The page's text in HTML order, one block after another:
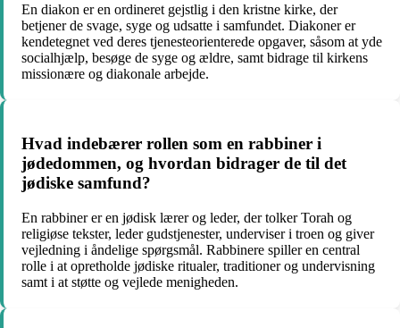
En diakon er en ordineret gejstlig i den kristne kirke, der
betjener de svage, syge og udsatte i samfundet. Diakoner er
kendetegnet ved deres tjenesteorienterede opgaver, såsom at yde
socialhjælp, besøge de syge og ældre, samt bidrage til kirkens
missionære og diakonale arbejde.
Hvad indebærer rollen som en rabbiner i
jødedommen, og hvordan bidrager de til det
jødiske samfund?
En rabbiner er en jødisk lærer og leder, der tolker Torah og
religiøse tekster, leder gudstjenester, underviser i troen og giver
vejledning i åndelige spørgsmål. Rabbinere spiller en central
rolle i at opretholde jødiske ritualer, traditioner og undervisning
samt i at støtte og vejlede menigheden.